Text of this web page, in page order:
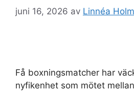
juni 16, 2026 av Linnéa
Få boxningsmatcher har
nyfikenhet som mötet